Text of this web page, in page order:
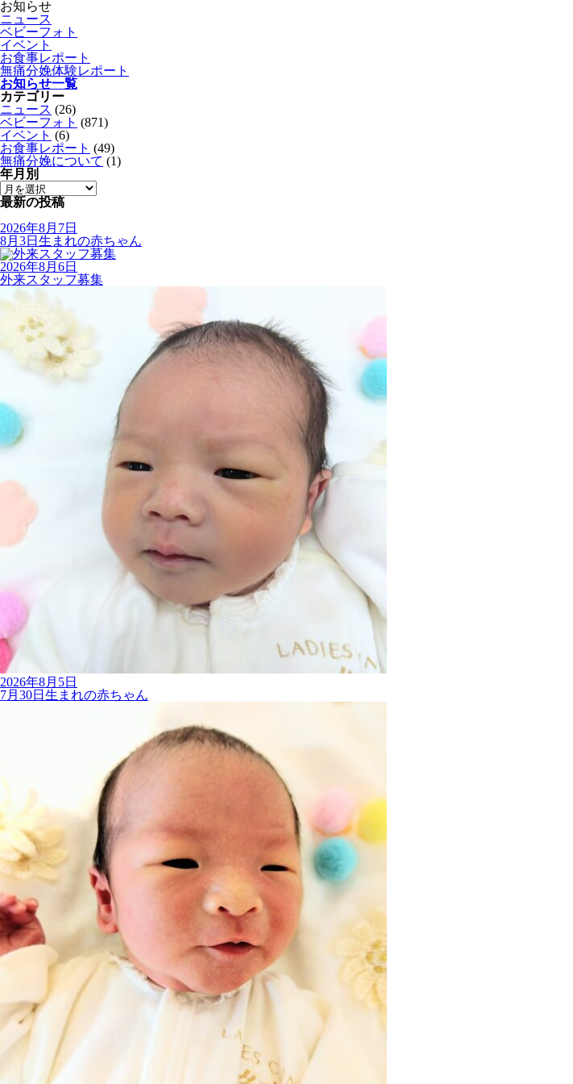
お知らせ
ニュース
ベビーフォト
イベント
お食事レポート
無痛分娩体験レポート
お知らせ一覧
カテゴリー
ニュース (26)
ベビーフォト (871)
イベント (6)
お食事レポート (49)
無痛分娩について (1)
年月別
最新の投稿
2026年8月7日
8月3日生まれの赤ちゃん
2026年8月6日
外来スタッフ募集
2026年8月5日
7月30日生まれの赤ちゃん